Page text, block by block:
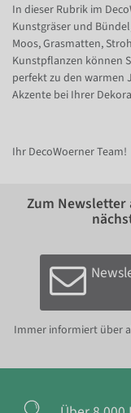
In dieser Rubrik im
Kunstgräser und
Moos, Grasmatten,
Kunstpflanzen können
perfekt zu den warmen
Akzente bei Ihrer
Ihr DecoWoerner Team!
Zum
Immer informiert über